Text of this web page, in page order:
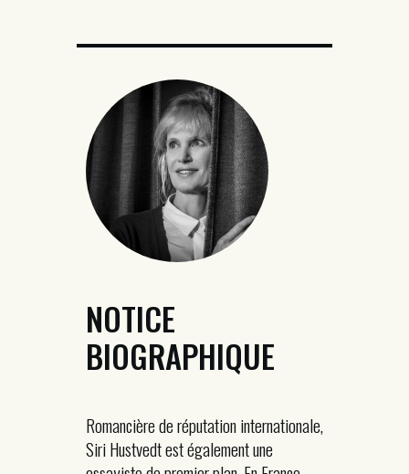
NOTICE
BIOGRAPHIQUE
Romancière de réputation internationale,
Siri Hustvedt est également une